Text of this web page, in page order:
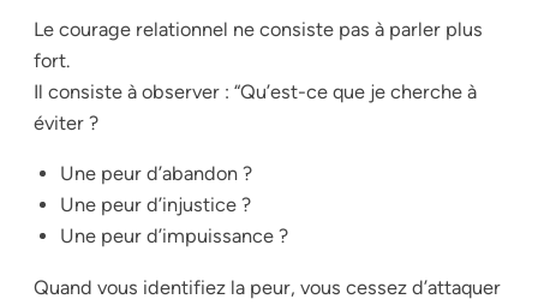
Le courage relationnel ne consiste pas à parler plus
fort.
Il consiste à observer : “Qu’est-ce que je cherche à
éviter ?
Une peur d’abandon ?
Une peur d’injustice ?
Une peur d’impuissance ?
Quand vous identifiez la peur, vous cessez d’attaquer